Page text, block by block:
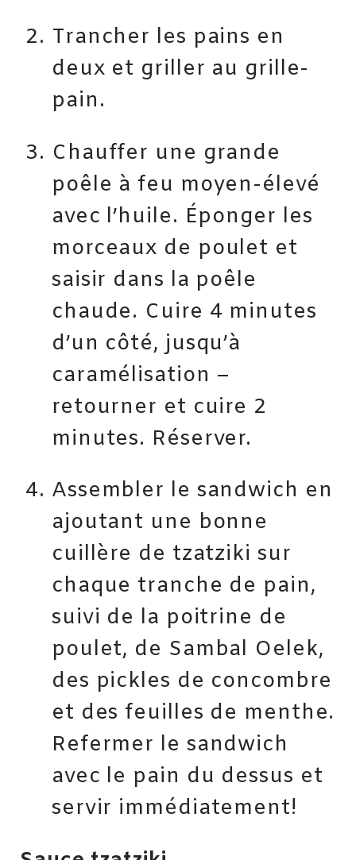
Trancher les pains en
deux et griller au grille-
pain.
Chauffer une grande
poêle à feu moyen-élevé
avec l’huile. Éponger les
morceaux de poulet et
saisir dans la poêle
chaude. Cuire 4 minutes
d’un côté, jusqu’à
caramélisation –
retourner et cuire 2
minutes. Réserver.
Assembler le sandwich en
ajoutant une bonne
cuillère de tzatziki sur
chaque tranche de pain,
suivi de la poitrine de
poulet, de Sambal Oelek,
des pickles de concombre
et des feuilles de menthe.
Refermer le sandwich
avec le pain du dessus et
servir immédiatement!